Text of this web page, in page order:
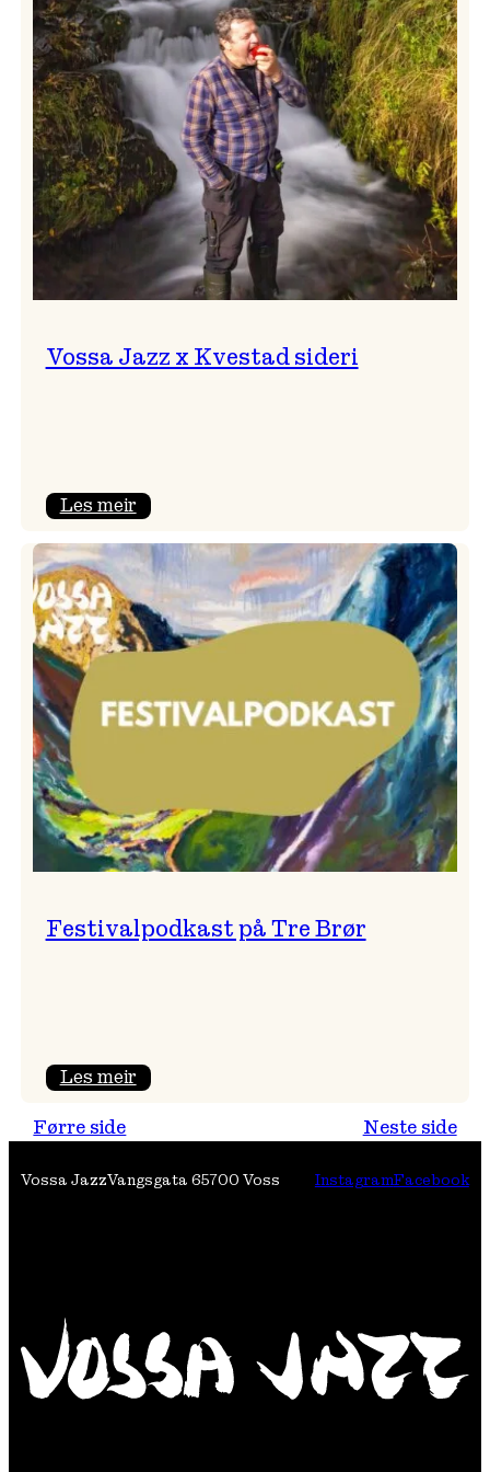
svingar!
Vossa Jazz x Kvestad sideri
Les meir:
Jazz
Kvestad
sideri
Festivalpodkast på Tre Brør
Les meir:
Brør
Førre side Neste side
Vossa JazzVangsgata 65700 Voss InstagramFacebook